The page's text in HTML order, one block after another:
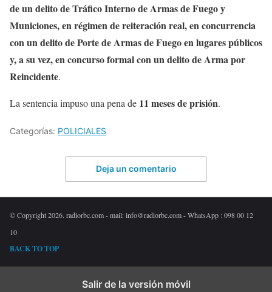
de un delito de Tráfico Interno de Armas de Fuego y
Municiones, en régimen de reiteración real, en concurrencia
con un delito de Porte de Armas de Fuego en lugares públicos
y, a su vez, en concurso formal con un delito de Arma por
Reincidente.
La sentencia impuso una pena de 11 meses de prisión.
Categorías: POLICIALES
Deja un comentario
© Copyright 2026. radiorbc.com - mail: info@radiorbc.com - WhatsApp : 098 00 12
10
BACK TO TOP
Salir de la versión móvil